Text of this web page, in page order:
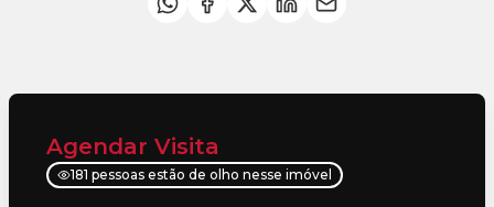
Agendar Visita
181 pessoas estão de olho nesse imóvel